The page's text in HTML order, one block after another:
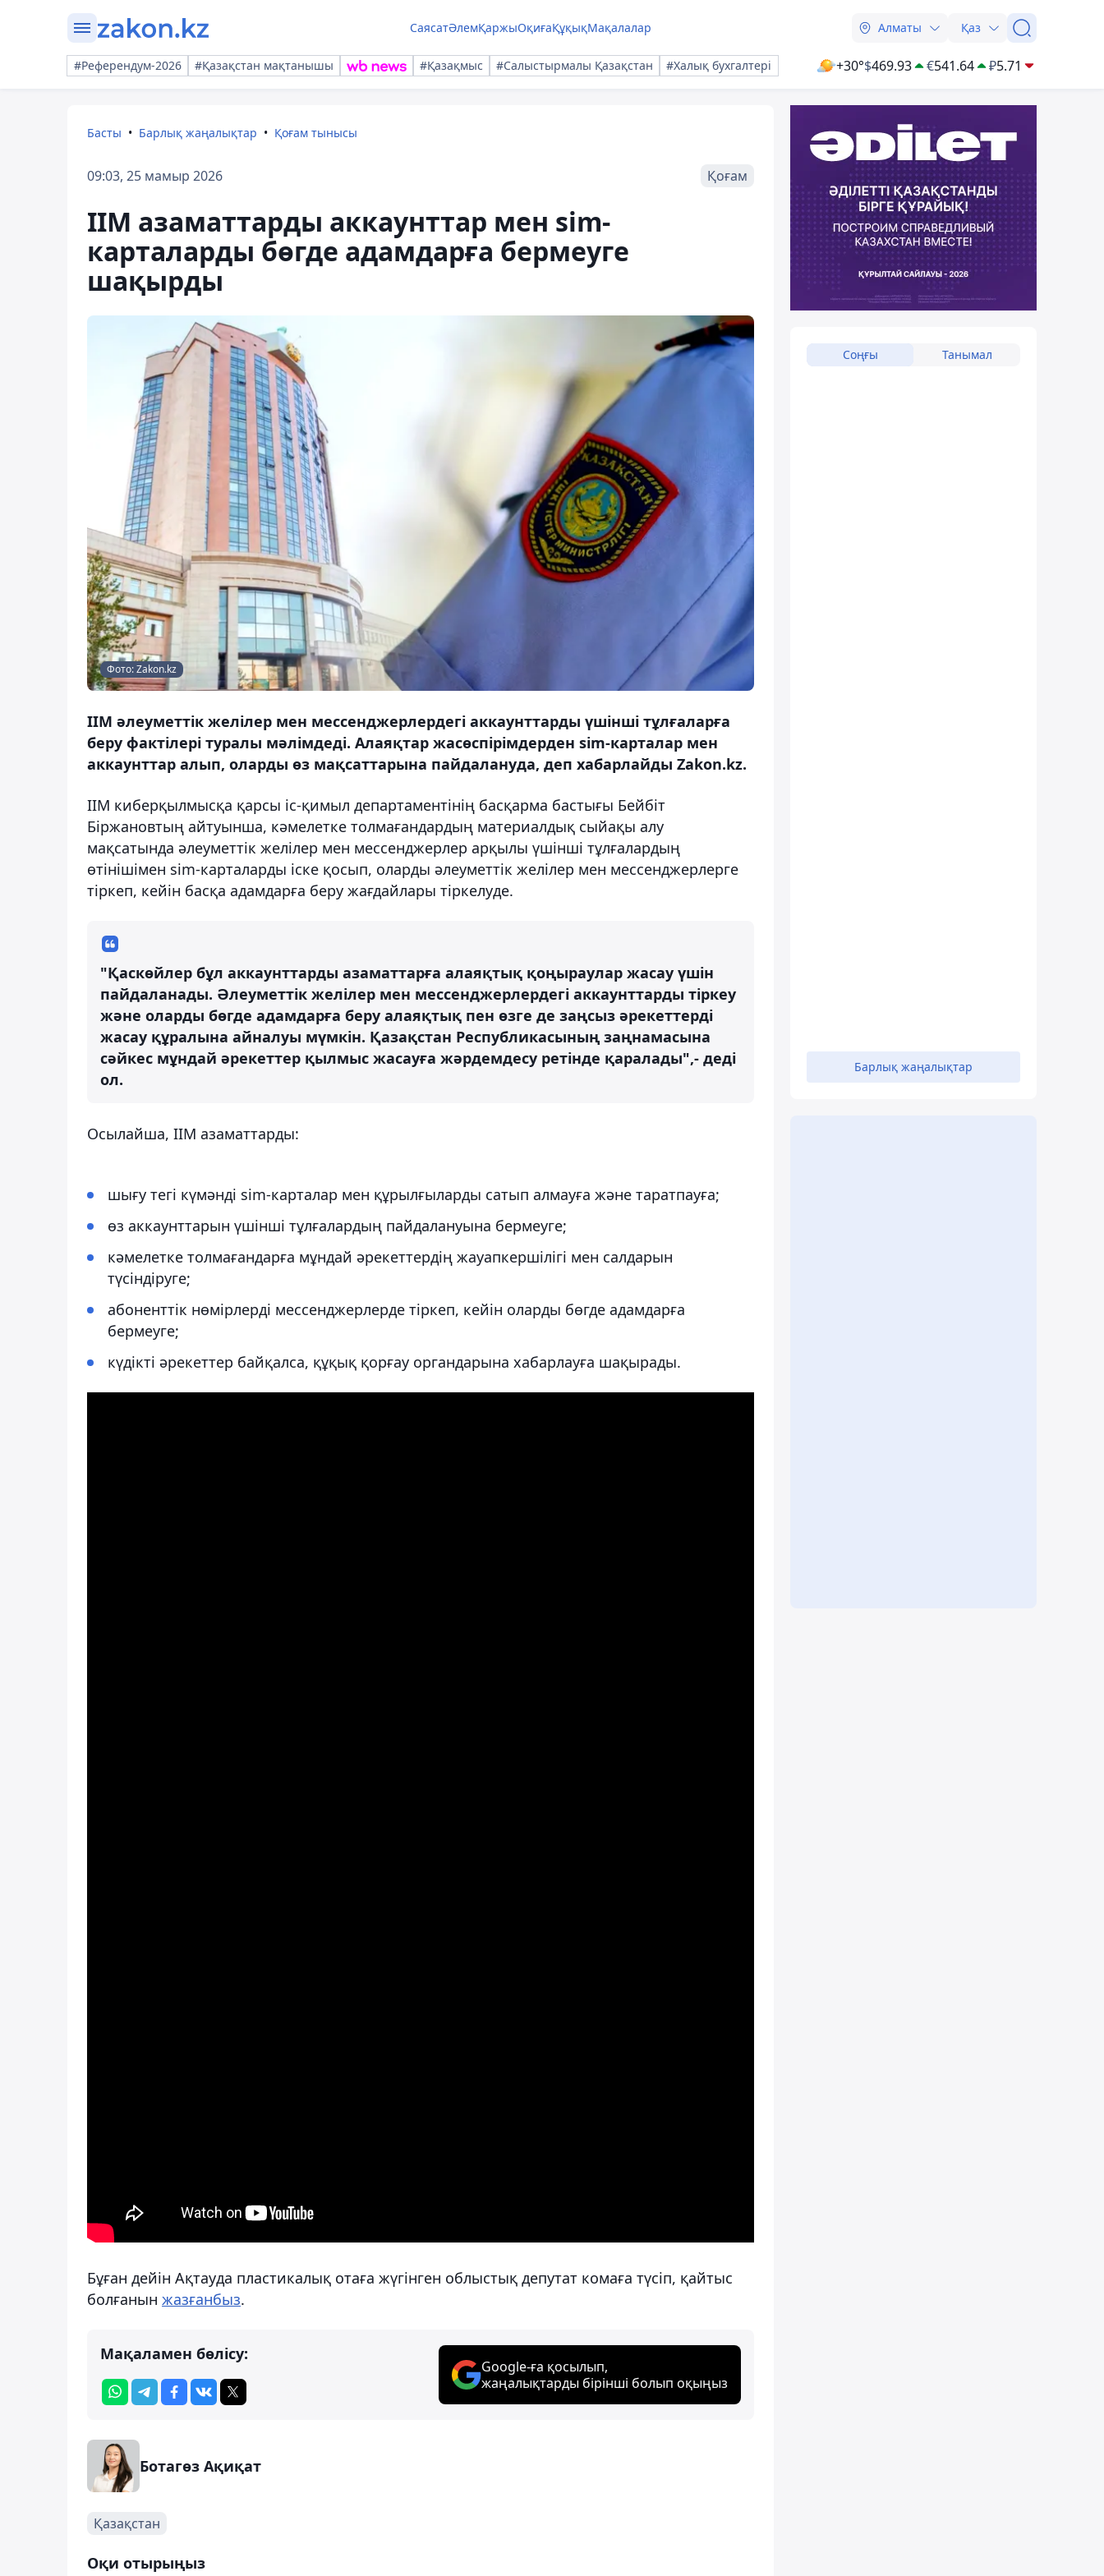
СаясатӘлемҚаржыОқиғаҚұқықМақалалар Алматы Қаз
#Референдум-2026 #Қазақстан мақтанышы #Қазақмыс #Салыстырмалы Қазақстан #Халық бухгалтері +30°$469.93 €541.64 ₽5.71
Басты Барлық жаңалықтар Қоғам тынысы
09:03, 25 мамыр 2026 Қоғам
ІІМ азаматтарды аккаунттар мен sim-
карталарды бөгде адамдарға бермеуге
шақырды
Фото: Zakon.kz
ІІМ әлеуметтік желілер мен мессенджерлердегі аккаунттарды үшінші тұлғаларға
беру фактілері туралы мәлімдеді. Алаяқтар жасөспірімдерден sim-карталар мен
аккаунттар алып, оларды өз мақсаттарына пайдалануда, деп хабарлайды Zakon.kz.
ІІМ киберқылмысқа қарсы іс-қимыл департаментінің басқарма бастығы Бейбіт
Біржановтың айтуынша, кәмелетке толмағандардың материалдық сыйақы алу
мақсатында әлеуметтік желілер мен мессенджерлер арқылы үшінші тұлғалардың
өтінішімен sim-карталарды іске қосып, оларды әлеуметтік желілер мен мессенджерлерге
тіркеп, кейін басқа адамдарға беру жағдайлары тіркелуде.
"Қаскөйлер бұл аккаунттарды азаматтарға алаяқтық қоңыраулар жасау үшін
пайдаланады. Әлеуметтік желілер мен мессенджерлердегі аккаунттарды тіркеу
және оларды бөгде адамдарға беру алаяқтық пен өзге де заңсыз әрекеттерді
жасау құралына айналуы мүмкін. Қазақстан Республикасының заңнамасына
сәйкес мұндай әрекеттер қылмыс жасауға жәрдемдесу ретінде қаралады",- деді
ол.
Осылайша, ІІМ азаматтарды:
шығу тегі күмәнді sim-карталар мен құрылғыларды сатып алмауға және таратпауға;
өз аккаунттарын үшінші тұлғалардың пайдалануына бермеуге;
кәмелетке толмағандарға мұндай әрекеттердің жауапкершілігі мен салдарын
түсіндіруге;
абоненттік нөмірлерді мессенджерлерде тіркеп, кейін оларды бөгде адамдарға
бермеуге;
күдікті әрекеттер байқалса, құқық қорғау органдарына хабарлауға шақырады.
Бұған дейін Ақтауда пластикалық отаға жүгінген облыстық депутат комаға түсіп, қайтыс
болғанын жазғанбыз.
Мақаламен бөлісу:
Google-ға қосылып,
жаңалықтарды бірінші болып оқыңыз
Ботагөз Ақиқат
Қазақстан
Оқи отырыңыз
Соңғы Танымал
Барлық жаңалықтар